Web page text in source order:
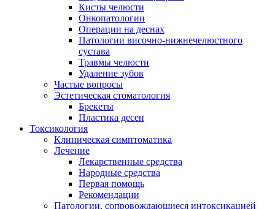
Кисты челюсти
Онкопатологии
Операции на деснах
Патологии височно-нижнечелюстного
сустава
Травмы челюсти
Удаление зубов
Частые вопросы
Эстетическая стоматология
Брекеты
Пластика десен
Токсикология
Клиническая симптоматика
Лечение
Лекарственные средства
Народные средства
Первая помощь
Рекомендации
Патологии, сопровождающиеся интоксикацией